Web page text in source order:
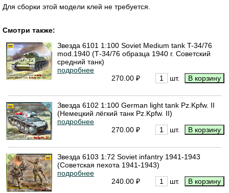
Для сборки этой модели клей не требуется.
Смотри также:
Звезда 6101 1:100 Soviet Medium tank T-34/76
mod.1940 (Т-34/76 образца 1940 г. Советский
средний танк)
подробнее
270.00 ₽
шт.
Звезда 6102 1:100 German light tank Pz.Kpfw. II
(Немецкий лёгкий танк Pz.Kpfw. II)
подробнее
270.00 ₽
шт.
Звезда 6103 1:72 Soviet infantry 1941-1943
(Советская пехота 1941-1943)
подробнее
240.00 ₽
шт.